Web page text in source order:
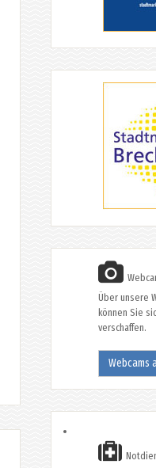
Über unsere
können Sie
verschaffen.
Webcams